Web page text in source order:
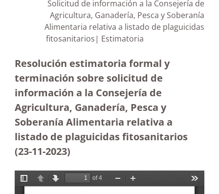
Solicitud de información a la Consejería de
Agricultura, Ganadería, Pesca y Soberanía
Alimentaria relativa a listado de plaguicidas
fitosanitarios| Estimatoria
Resolución estimatoria formal y
terminación sobre solicitud de
información a la Consejería de
Agricultura, Ganadería, Pesca y
Soberanía Alimentaria relativa a
listado de plaguicidas fitosanitarios
(23-11-2023)